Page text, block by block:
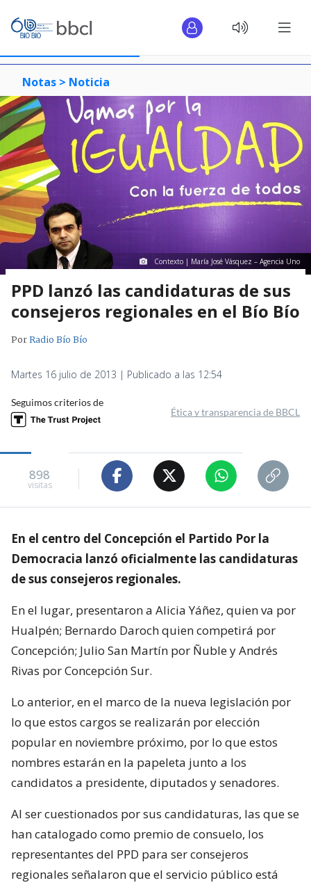
Notas > Noticia
Contexto | María José Vásquez – Agencia Uno
PPD lanzó las candidaturas de sus
consejeros regionales en el Bío Bío
PorRadio Bío Bío
Martes 16 julio de 2013 | Publicado a las 12:54
Seguimos criterios de
Ética y transparencia de BBCL
898
visitas
En el centro del Concepción el Partido Por la
Democracia lanzó oficialmente las candidaturas
de sus consejeros regionales.
En el lugar, presentaron a Alicia Yáñez, quien va por
Hualpén; Bernardo Daroch quien competirá por
Concepción; Julio San Martín por Ñuble y Andrés
Rivas por Concepción Sur.
Lo anterior, en el marco de la nueva legislación por
lo que estos cargos se realizarán por elección
popular en noviembre próximo, por lo que estos
nombres estarán en la papeleta junto a los
candidatos a presidente, diputados y senadores.
Al ser cuestionados por sus candidaturas, las que se
han catalogado como premio de consuelo, los
representantes del PPD para ser consejeros
regionales señalaron que el servicio público está